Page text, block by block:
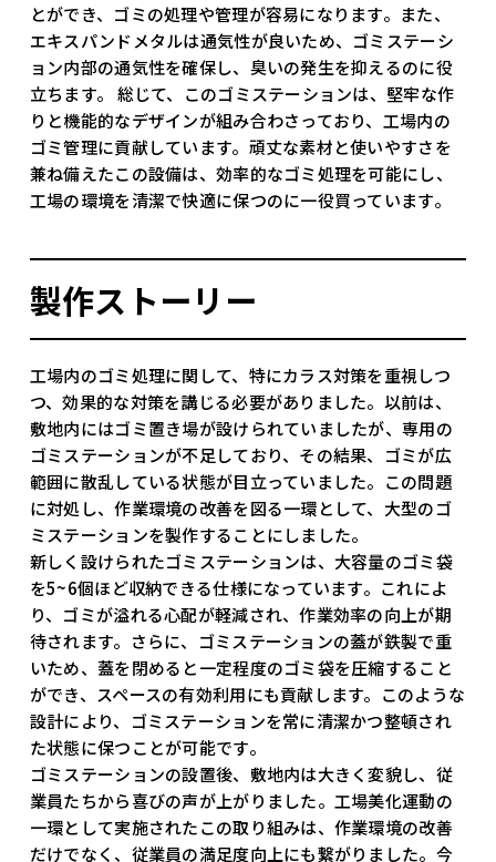
とができ、ゴミの処理や管理が容易になります。また、
エキスパンドメタルは通気性が良いため、ゴミステーシ
ョン内部の通気性を確保し、臭いの発生を抑えるのに役
立ちます。 総じて、このゴミステーションは、堅牢な作
りと機能的なデザインが組み合わさっており、工場内の
ゴミ管理に貢献しています。頑丈な素材と使いやすさを
兼ね備えたこの設備は、効率的なゴミ処理を可能にし、
工場の環境を清潔で快適に保つのに一役買っています。
製作ストーリー
工場内のゴミ処理に関して、特にカラス対策を重視しつ
つ、効果的な対策を講じる必要がありました。以前は、
敷地内にはゴミ置き場が設けられていましたが、専用の
ゴミステーションが不足しており、その結果、ゴミが広
範囲に散乱している状態が目立っていました。この問題
に対処し、作業環境の改善を図る一環として、大型のゴ
ミステーションを製作することにしました。
新しく設けられたゴミステーションは、大容量のゴミ袋
を5~6個ほど収納できる仕様になっています。これによ
り、ゴミが溢れる心配が軽減され、作業効率の向上が期
待されます。さらに、ゴミステーションの蓋が鉄製で重
いため、蓋を閉めると一定程度のゴミ袋を圧縮すること
ができ、スペースの有効利用にも貢献します。このような
設計により、ゴミステーションを常に清潔かつ整頓され
た状態に保つことが可能です。
ゴミステーションの設置後、敷地内は大きく変貌し、従
業員たちから喜びの声が上がりました。工場美化運動の
一環として実施されたこの取り組みは、作業環境の改善
だけでなく、従業員の満足度向上にも繋がりました。今